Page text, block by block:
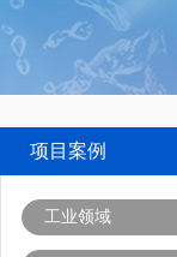
项目案例
工业领域